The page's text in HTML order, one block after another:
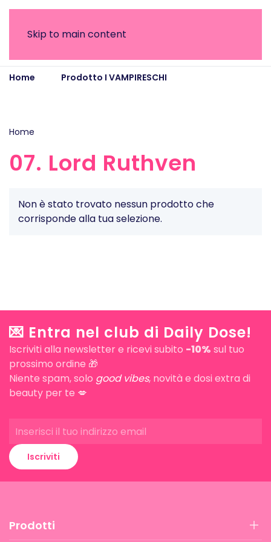
Skip to main content
Home Prodotto I VAMPIRESCHI
Home
07. Lord Ruthven
Non è stato trovato nessun prodotto che
corrisponde alla tua selezione.
💌 Entra nel club di Daily Dose!
Iscriviti alla newsletter e ricevi subito -10% sul tuo
prossimo ordine 🎁
Niente spam, solo good vibes, novità e dosi extra di
beauty per te 💋
Iscriviti
Prodotti